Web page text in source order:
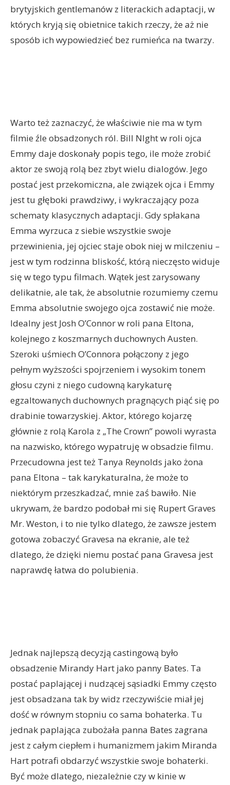
brytyjskich gentlemanów z literackich adaptacji, w
których kryją się obietnice takich rzeczy, że aż nie
sposób ich wypowiedzieć bez rumieńca na twarzy.
Warto też zaznaczyć, że właściwie nie ma w tym
filmie źle obsadzonych ról. Bill NIght w roli ojca
Emmy daje doskonały popis tego, ile może zrobić
aktor ze swoją rolą bez zbyt wielu dialogów. Jego
postać jest przekomiczna, ale związek ojca i Emmy
jest tu głęboki prawdziwy, i wykraczający poza
schematy klasycznych adaptacji. Gdy spłakana
Emma wyrzuca z siebie wszystkie swoje
przewinienia, jej ojciec staje obok niej w milczeniu –
jest w tym rodzinna bliskość, którą nieczęsto widuje
się w tego typu filmach. Wątek jest zarysowany
delikatnie, ale tak, że absolutnie rozumiemy czemu
Emma absolutnie swojego ojca zostawić nie może.
Idealny jest Josh O’Connor w roli pana Eltona,
kolejnego z koszmarnych duchownych Austen.
Szeroki uśmiech O’Connora połączony z jego
pełnym wyższości spojrzeniem i wysokim tonem
głosu czyni z niego cudowną karykaturę
egzaltowanych duchownych pragnących piąć się po
drabinie towarzyskiej. Aktor, którego kojarzę
głównie z rolą Karola z „The Crown” powoli wyrasta
na nazwisko, którego wypatruję w obsadzie filmu.
Przecudowna jest też Tanya Reynolds jako żona
pana Eltona – tak karykaturalna, że może to
niektórym przeszkadzać, mnie zaś bawiło. Nie
ukrywam, że bardzo podobał mi się Rupert Graves
Mr. Weston, i to nie tylko dlatego, że zawsze jestem
gotowa zobaczyć Gravesa na ekranie, ale też
dlatego, że dzięki niemu postać pana Gravesa jest
naprawdę łatwa do polubienia.
Jednak najlepszą decyzją castingową było
obsadzenie Mirandy Hart jako panny Bates. Ta
postać paplającej i nudzącej sąsiadki Emmy często
jest obsadzana tak by widz rzeczywiście miał jej
dość w równym stopniu co sama bohaterka. Tu
jednak paplająca zubożała panna Bates zagrana
jest z całym ciepłem i humanizmem jakim Miranda
Hart potrafi obdarzyć wszystkie swoje bohaterki.
Być może dlatego, niezależnie czy w kinie w